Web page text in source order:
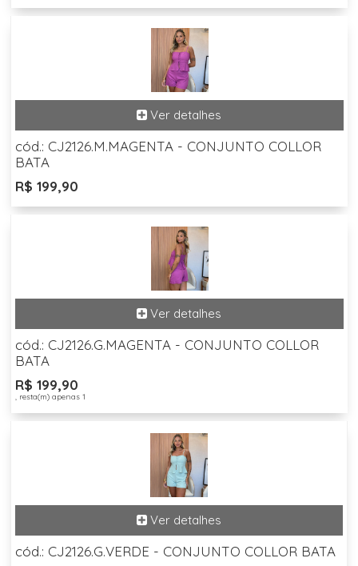
cód.: CJ2126.M.MAGENTA - CONJUNTO COLLOR
BATA
R$ 199,90
cód.: CJ2126.G.MAGENTA - CONJUNTO COLLOR
BATA
R$ 199,90
, resta(m) apenas 1
cód.: CJ2126.G.VERDE - CONJUNTO COLLOR BATA